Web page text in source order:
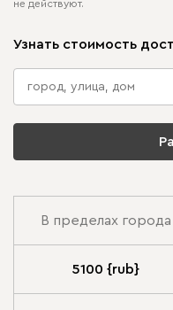
не действуют.
Узнать стоимость
В пределах города
5100 {rub}